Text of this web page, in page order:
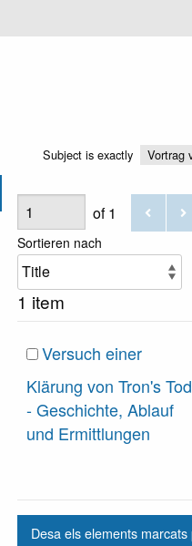
Subject is exactly Vortrag
of 1
Sortieren nach
1 item
Versuch einer
Klärung von Tron's Tod
- Geschichte, Ablauf
und Ermittlungen
Desa els elements